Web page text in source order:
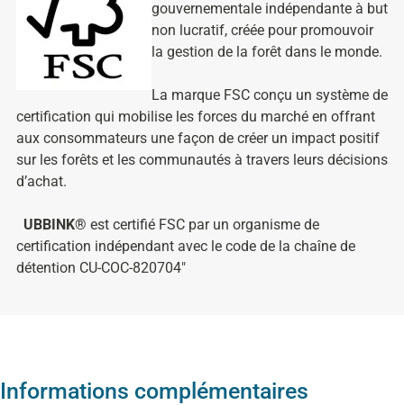
gouvernementale indépendante à but
non lucratif, créée pour promouvoir
la gestion de la forêt dans le monde.
La marque FSC conçu un système de
certification qui mobilise les forces du marché en offrant
aux consommateurs une façon de créer un impact positif
sur les forêts et les communautés à travers leurs décisions
d’achat.
UBBINK® est certifié FSC par un organisme de
certification indépendant avec le code de la chaîne de
détention CU-COC-820704″
Informations complémentaires